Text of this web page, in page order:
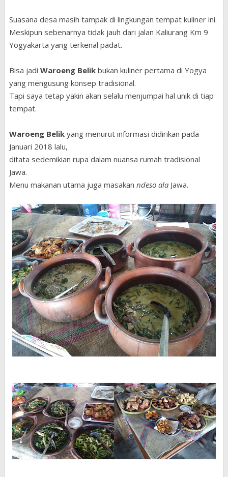
Suasana desa masih tampak di lingkungan tempat kuliner ini.
Meskipun sebenarnya tidak jauh dari jalan Kaliurang Km 9
Yogyakarta yang terkenal padat.
Bisa jadi Waroeng Belik bukan kuliner pertama di Yogya
yang mengusung konsep tradisional.
Tapi saya tetap yakin akan selalu menjumpai hal unik di tiap
tempat.
Waroeng Belik yang menurut informasi didirikan pada
Januari 2018 lalu,
ditata sedemikian rupa dalam nuansa rumah tradisional
Jawa.
Menu makanan utama juga masakan ndeso ala Jawa.